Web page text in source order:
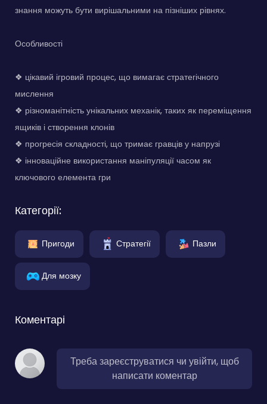
знання можуть бути вирішальними на пізніших рівнях.
Особливості
❖ цікавий ігровий процес, що вимагає стратегічного
мислення
❖ різноманітність унікальних механік, таких як переміщення
ящиків і створення клонів
❖ прогресія складності, що тримає гравців у напрузі
❖ інноваційне використання маніпуляції часом як
ключового елемента гри
Категорії:
Пригоди Стратегії Пазли
Для мозку
Коментарі
Треба зареєструватися чи увійти, щоб
написати коментар